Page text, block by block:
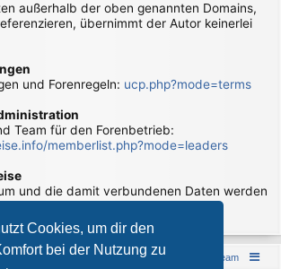
Cookies, um dir den
bei der Nutzung zu
außerhalb der oben genannten Domains,
übernimmt der Autor keinerlei
und Forenregeln: ucp.php?mode=terms
Team für den Forenbetrieb:
memberlist.php?mode=leaders
und die damit verbundenen Daten werden
Foren-Übersicht Das Team